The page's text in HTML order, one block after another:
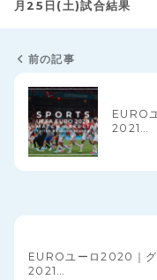
月25日(土)試合結果
前の記事
EURO
2021…
EUROユーロ2020｜
2021…